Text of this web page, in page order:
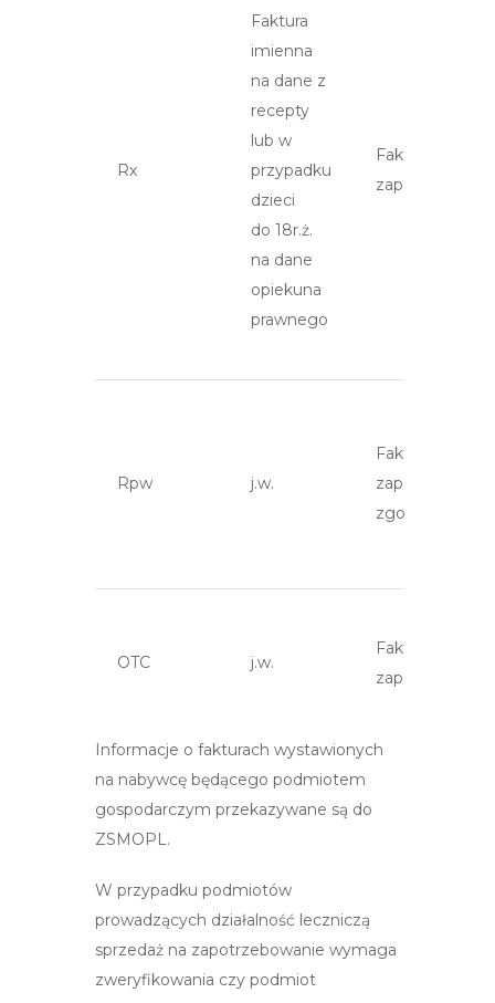
Rx
Faktura
imienna
na dane z
recepty
lub w
przypadku
dzieci
do 18r.ż.
na dane
opiekuna
prawnego
Faktura z NIP +
Rpw j.w.
Faktura z NIP +
zgoda WIF
OTC j.w.
Faktura z NIP +
medyczne
Środki
Informacje o fakturach wystawionych
na nabywcę będącego podmiotem
gospodarczym przekazywane są do
ZSMOPL.
W przypadku podmiotów
prowadzących działalność leczniczą
sprzedaż na zapotrzebowanie wymaga
zweryfikowania czy podmiot